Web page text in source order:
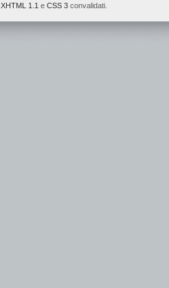
XHTML 1.1 e CSS 3 convalidati.